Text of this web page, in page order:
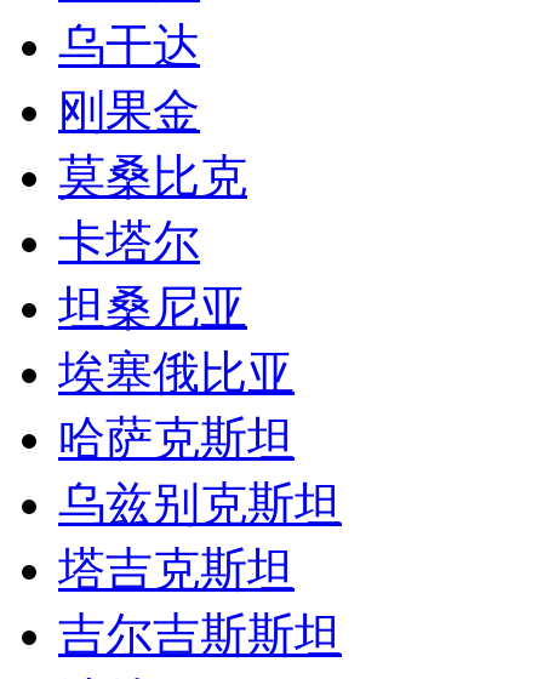
埃塞俄比亚
哈萨克斯坦
乌兹别克斯坦
塔吉克斯坦
吉尔吉斯斯坦
沙特
利比亚
叙利亚
约旦
阿曼